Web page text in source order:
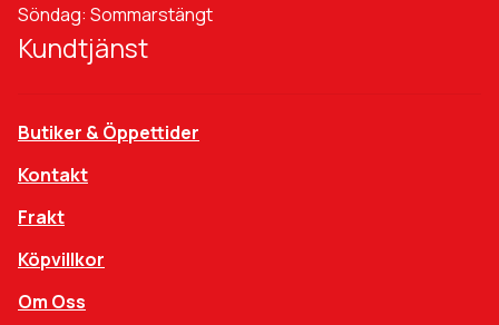
Söndag: Sommarstängt
Kundtjänst
Butiker & Öppettider
Kontakt
Frakt
Köpvillkor
Om Oss